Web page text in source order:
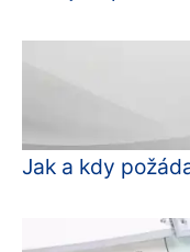
Jak a kdy